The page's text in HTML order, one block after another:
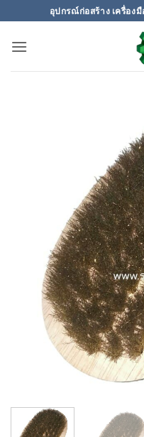
ไป
อุปกรณ์ก่อสร้าง เครื่อง